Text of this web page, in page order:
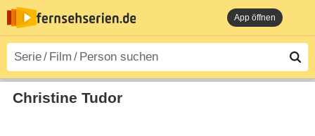
App öffnen
Christine Tudor